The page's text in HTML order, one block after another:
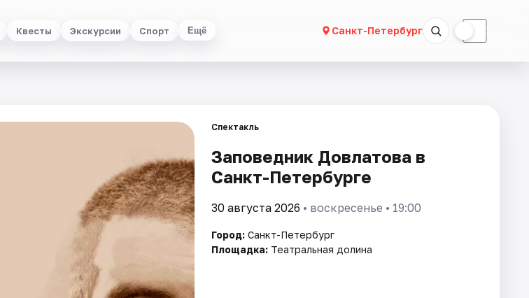
Квесты Экскурсии Спорт Ещё Санкт-Петербург ☾
Спектакль
Заповедник Довлатова в
Санкт-Петербурге
30 августа 2026 • воскресенье • 19:00
Город: Санкт-Петербург
Площадка: Театральная долина